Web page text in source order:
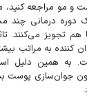
مو مراجعه کنید،
درمانی چند
با هم تجویز می‌کنند.
به مراتب
همین دلیل
جوان‌سازی پوست